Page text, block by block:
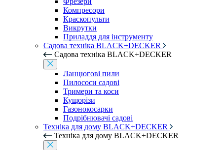
Компресори
Краскопульти
Викрутки
Приладдя для інструменту
Садова техніка BLACK+DECKER
Садова техніка BLACK+DECKER
Ланцюгові пили
Пилососи садові
Тримери та коси
Кущорізи
Газонокосарки
Подрібнювачі садові
Техніка для дому BLACK+DECKER
Техніка для дому BLACK+DECKER